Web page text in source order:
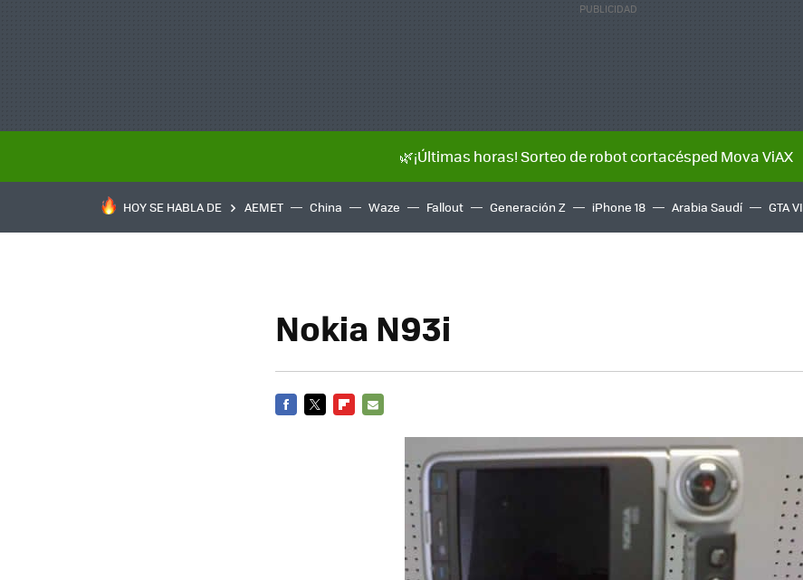
🌿¡Últimas horas! Sorteo de robot cortacésped Mova ViAX
HOY SE HABLA DE AEMET China Waze Fallout Generación Z iPhone 18 Arabia Saudí GTA VI
Nokia N93i